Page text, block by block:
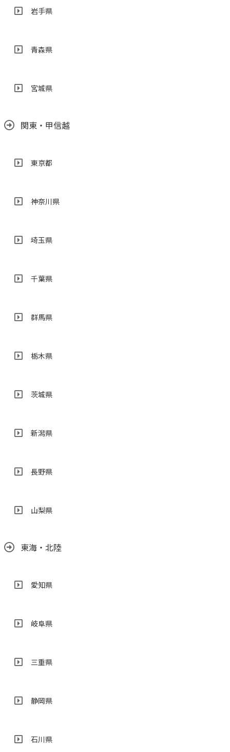
岩手県
青森県
宮城県
関東・甲信越
東京都
神奈川県
埼玉県
千葉県
群馬県
栃木県
茨城県
新潟県
長野県
山梨県
東海・北陸
愛知県
岐阜県
三重県
静岡県
石川県